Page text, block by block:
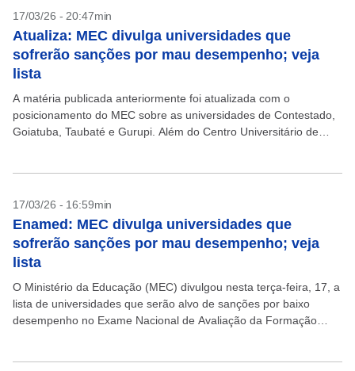
17/03/26 - 20:47min
Atualiza: MEC divulga universidades que
sofrerão sanções por mau desempenho; veja
lista
A matéria publicada anteriormente foi atualizada com o
posicionamento do MEC sobre as universidades de Contestado,
Goiatuba, Taubaté e Gurupi. Além do Centro Universitário de
17/03/26 - 16:59min
Enamed: MEC divulga universidades que
sofrerão sanções por mau desempenho; veja
lista
O Ministério da Educação (MEC) divulgou nesta terça-feira, 17, a
lista de universidades que serão alvo de sanções por baixo
desempenho no Exame Nacional de Avaliação da Formação